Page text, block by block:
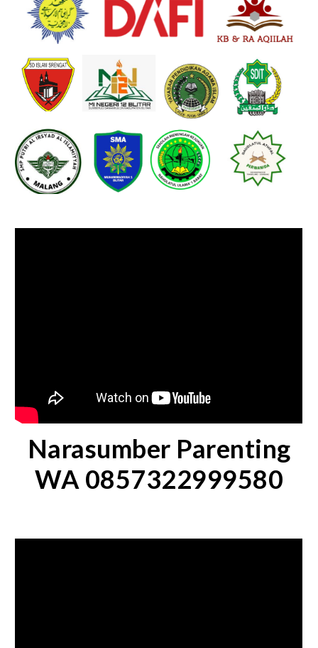
Narasumber Parenting
WA 0857322999580